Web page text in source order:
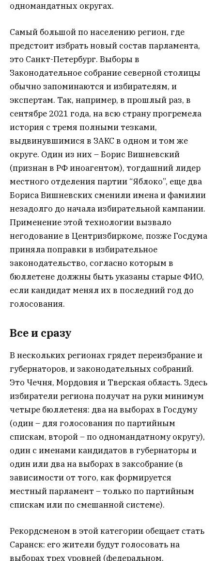
одномандатных округах.
Самый большой по населению регион, где
предстоит избрать новый состав парламента,
это Санкт-Петербург. Выборы в
Законодательное собрание северной столицы
обычно запоминаются и избирателям, и
экспертам. Так, например, в прошлый раз, в
сентябре 2021 года, на всю страну прогремела
история с тремя полными тезками,
выдвинувшимися в ЗАКС в одном и том же
округе. Один из них – Борис Вишневский
(признан в РФ иноагентом), тогдашний лидер
местного отделения партии “Яблоко”, еще два
Бориса Вишневских сменили имена и фамилии
незадолго до начала избирательной кампании.
Применение этой технологии вызвало
негодование в Центризбиркоме, позже Госдума
приняла поправки в избирательное
законодательство, согласно которым в
бюллетене должны быть указаны старые ФИО,
если кандидат менял их в последний год до
голосования.
Все и сразу
В нескольких регионах грядет переизбрание и
губернаторов, и законодательных собраний.
Это Чечня, Мордовия и Тверская область. Здесь
избиратели региона получат на руки минимум
четыре бюллетеня: два на выборах в Госдуму
(один – для голосования по партийным
спискам, второй – по одномандатному округу),
один с именами кандидатов в губернаторы и
один или два на выборах в заксобрание (в
зависимости от того, как формируется
местный парламент – только по партийным
спискам или по смешанной системе).
Рекордсменом в этой категории обещает стать
Саранск: его жители будут голосовать на
выборах трех уровней (федеральном,